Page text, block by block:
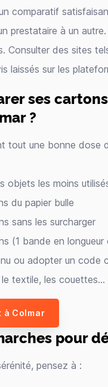
comparatif
prestataire à un
Consulter des sites
laissés sur les
ses
?
tout une bonne dose
objets les moins
du papier bulle
sans les surcharger
(1 bande en longueur
ou adopter un code
textile, les couettes…
à Colmar
pour
pensez à :